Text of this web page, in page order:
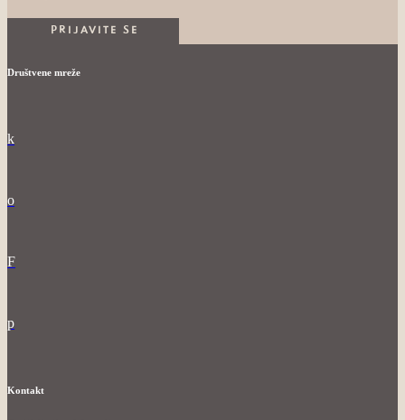
Društvene mreže
k
o
F
p
Kontakt